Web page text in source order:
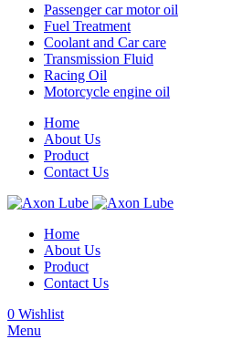
Passenger car motor oil
Fuel Treatment
Coolant and Car care
Transmission Fluid
Racing Oil
Motorcycle engine oil
Home
About Us
Product
Contact Us
Home
About Us
Product
Contact Us
0 Wishlist
Menu